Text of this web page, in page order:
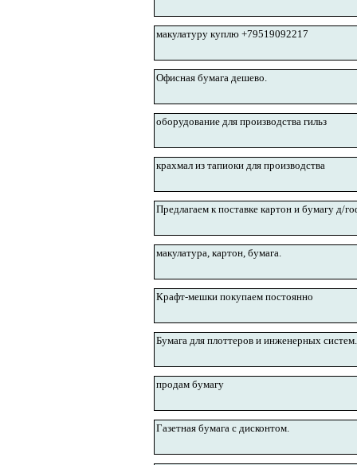
макулатуру куплю +79519092217
Офисная бумага дешево.
оборудование для производства гильз
крахмал из тапиоки для производства
Предлагаем к поставке картон и бумагу д/
макулатура, картон, бумага.
Крафт-мешки покупаем постоянно
Бумага для плоттеров и инженерных
продам бумагу
Газетная бумага с дисконтом.